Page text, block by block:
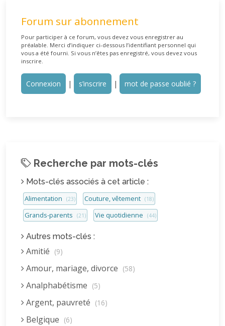
Forum sur abonnement
Pour participer à ce forum, vous devez vous enregistrer au
préalable. Merci d’indiquer ci-dessous l’identifiant personnel qui
vous a été fourni. Si vous n’êtes pas enregistré, vous devez vous
inscrire.
Connexion | s’inscrire | mot de passe oublié ?
Recherche par mots-clés
Mots-clés associés à cet article :
Alimentation (23) Couture, vêtement (18)
Grands-parents (21) Vie quotidienne (44)
Autres mots-clés :
Amitié (9)
Amour, mariage, divorce (58)
Analphabétisme (5)
Argent, pauvreté (16)
Belgique (6)